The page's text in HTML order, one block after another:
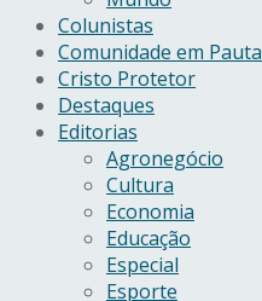
Colunistas
Comunidade em Pauta
Cristo Protetor
Destaques
Editorias
Agronegócio
Cultura
Economia
Educação
Especial
Esporte